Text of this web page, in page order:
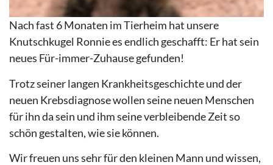
Nach fast 6 Monaten im Tierheim hat unsere
Knutschkugel Ronnie es endlich geschafft: Er hat sein
neues Für-immer-Zuhause gefunden!
Trotz seiner langen Krankheitsgeschichte und der
neuen Krebsdiagnose wollen seine neuen Menschen
für ihn da sein und ihm seine verbleibende Zeit so
schön gestalten, wie sie können.
Wir freuen uns sehr für den kleinen Mann und wissen,